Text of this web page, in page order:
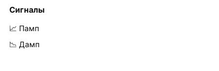
Сигналы
📈 Памп
📉 Дамп